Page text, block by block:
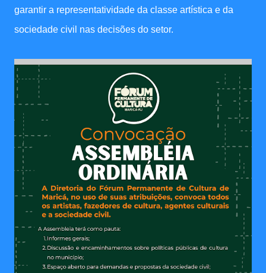
garantir a representatividade da classe artística e da
sociedade civil nas decisões do setor.